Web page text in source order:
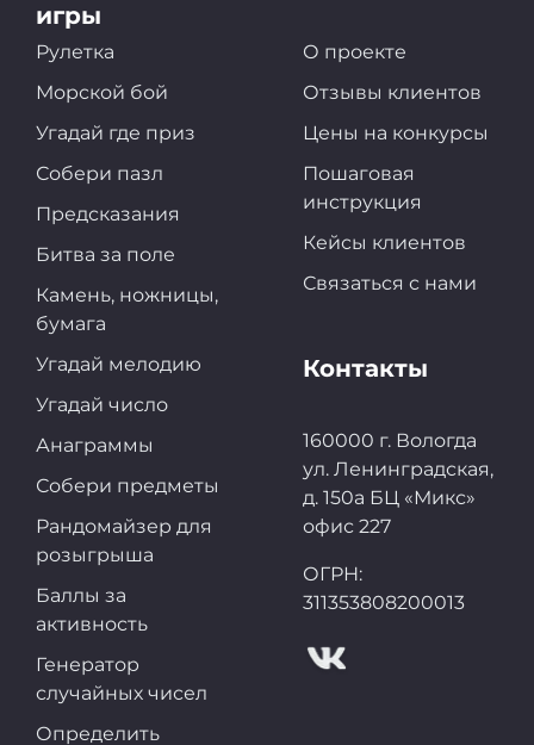
игры
Рулетка
Морской бой
Угадай где приз
Собери пазл
Предсказания
Битва за поле
Камень, ножницы,
бумага
Угадай мелодию
Угадай число
Анаграммы
Собери предметы
Рандомайзер для
розыгрыша
Баллы за
активность
Генератор
случайных чисел
Определить
О проекте
Отзывы клиентов
Цены на конкурсы
Пошаговая
инструкция
Кейсы клиентов
Связаться с нами
Контакты
160000 г. Вологда
ул. Ленинградская,
д. 150а БЦ «Микс»
офис 227
ОГРН:
311353808200013